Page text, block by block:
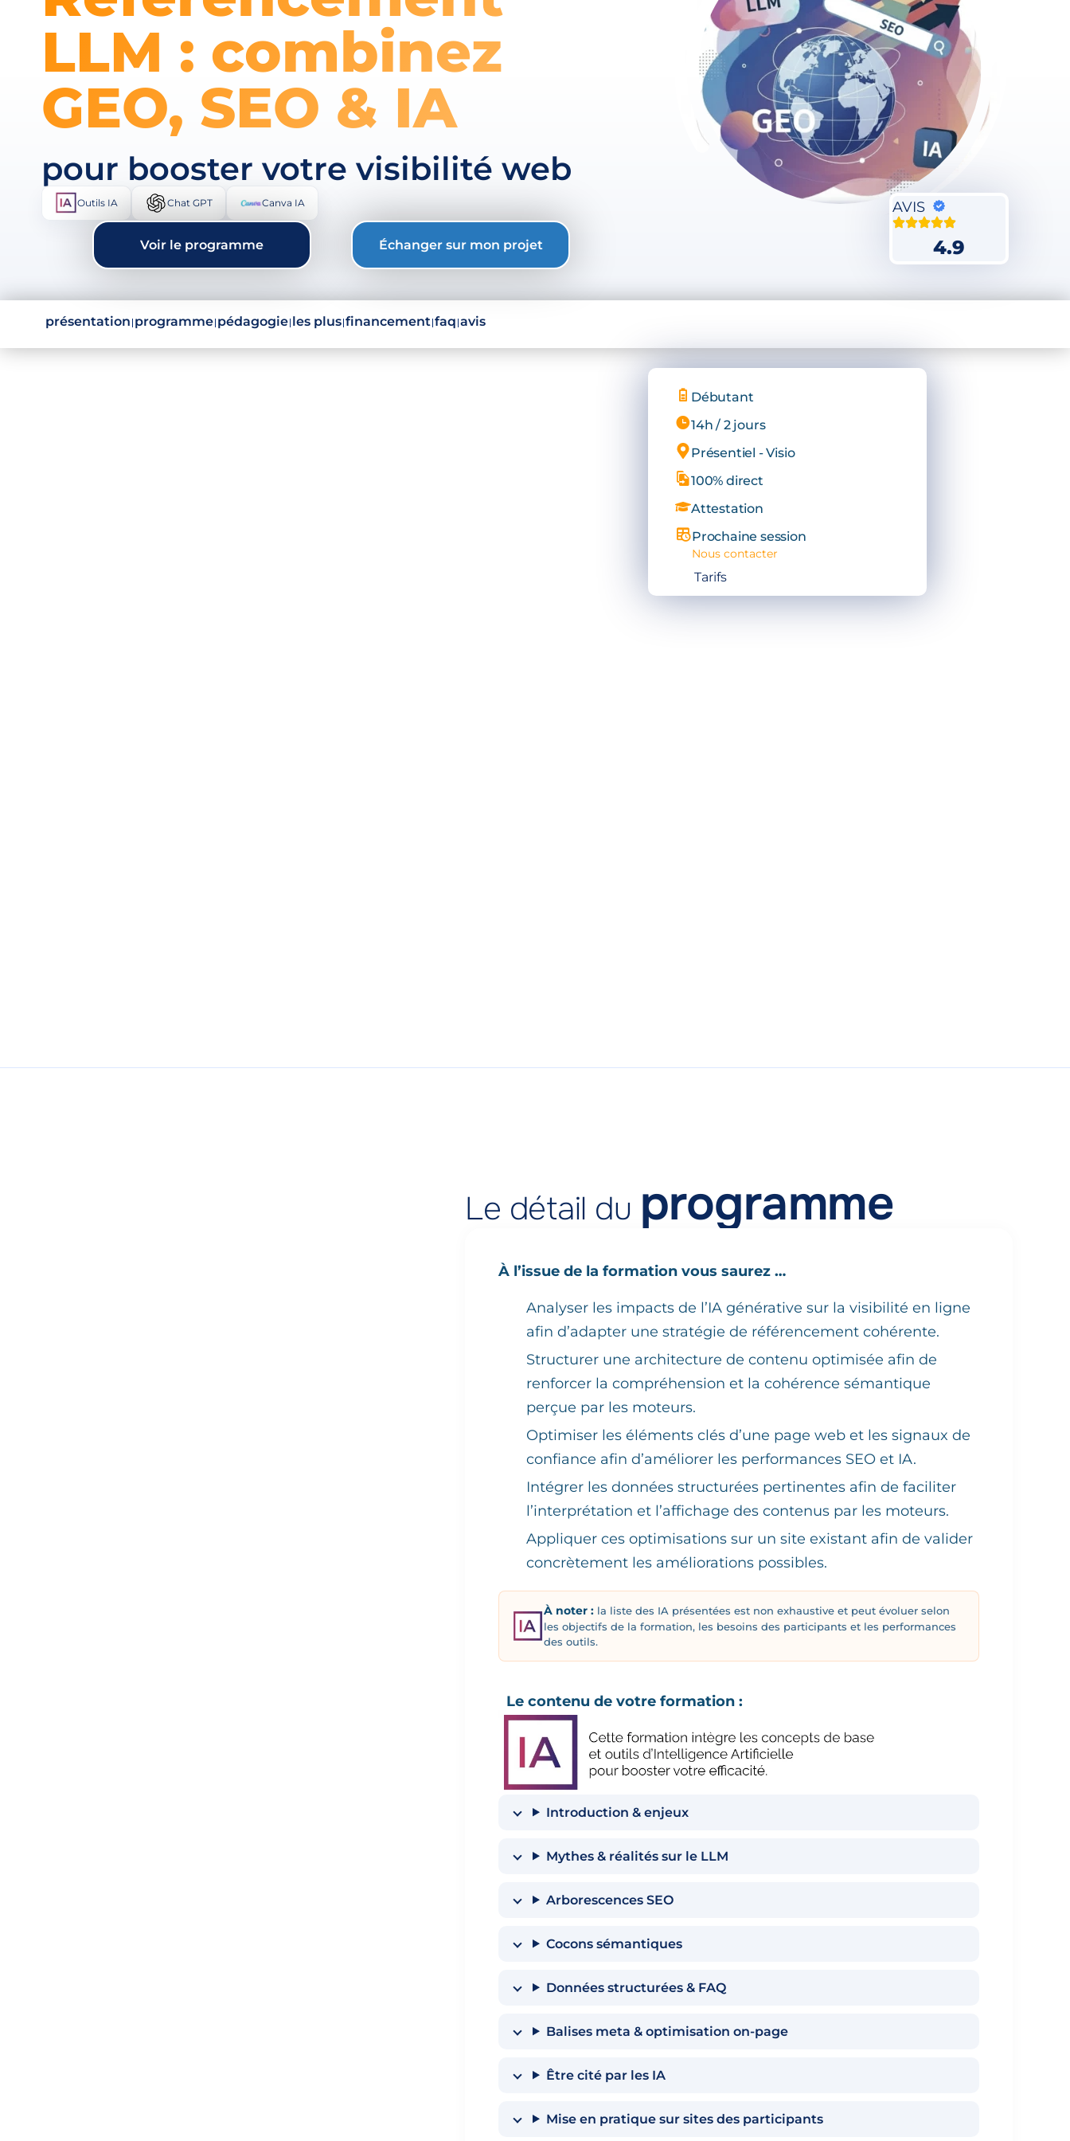
LLM : combinez
GEO, SEO & IA
pour booster votre visibilité web
Outils IA Chat GPT Canva IA
Voir le programme Échanger sur mon projet
AVIS
4.9
présentation programme pédagogie les plus financement faq avis
Débutant
14h / 2 jours
Présentiel - Visio
100% direct
Attestation
Prochaine session
Nous contacter
Tarifs
Le détail du programme
À l’issue de la formation vous saurez …
Analyser les impacts de l’IA générative sur la visibilité en ligne
afin d’adapter une stratégie de référencement cohérente.
Structurer une architecture de contenu optimisée afin de
renforcer la compréhension et la cohérence sémantique
perçue par les moteurs.
Optimiser les éléments clés d’une page web et les signaux de
confiance afin d’améliorer les performances SEO et IA.
Intégrer les données structurées pertinentes afin de faciliter
l’interprétation et l’affichage des contenus par les moteurs.
Appliquer ces optimisations sur un site existant afin de valider
concrètement les améliorations possibles.
À noter : la liste des IA présentées est non exhaustive et peut évoluer selon
les objectifs de la formation, les besoins des participants et les performances
des outils.
Le contenu de votre formation :
Introduction & enjeux
Mythes & réalités sur le LLM
Arborescences SEO
Cocons sémantiques
Données structurées & FAQ
Balises meta & optimisation on-page
Être cité par les IA
Mise en pratique sur sites des participants